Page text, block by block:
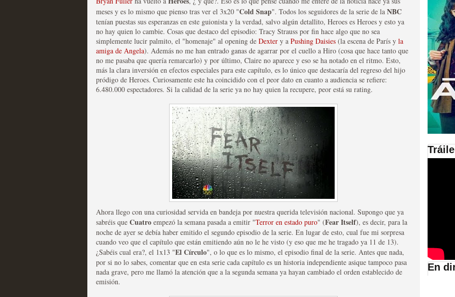
Las series disponibles en las plataformas SVOD
tienen fecha de caducidad
Recomendación de la semana
La barrera de las 500 series al año se superará
desde Silicon Valley
Mi experiencia como usuario de HBO España
meses y es lo mismo que pienso tras ver el 3x20 "Cold Snap". Todos los seguidores de la serie de la NBC
tenían puestas sus esperanzas en este guionista y la verdad, salvo algún detallito, Heroes es Heroes y esto ya
no hay quien lo cambie. Cosas que destaco del episodio: Tracy Strauss por fin hace algo que no sea
simplemente lucir palmito, el "homenaje" al opening de Dexter y a Pushing Daisies (la escena de París y la
amiga de Angela). Además no me han entrado ganas de agarrar por el cuello a Hiro (cosa que hace tanto que
no me pasaba que quería remarcarlo) y por último, Claire no aparece y eso se ha notado en el ritmo. Esto,
más la clara inversión en efectos especiales para este capítulo, es lo único que destacaría del regreso del hijo
pródigo de Heroes. Curiosamente este ha coincidido con el peor dato en cuanto a audiencia se refiere:
6.480.000 espectadores. Si la calidad de la serie ya no hay quien la recupere, peor está su rating.
Ahora llego con una curiosidad servida en bandeja por nuestra querida televisión nacional. Supongo que ya
sabréis que Cuatro empezó la semana pasada a emitir "Terror en estado puro" (Fear Itself), es decir, para la
noche de ayer se debía haber emitido el segundo episodio de la serie. En lugar de esto, cual fue mi sorpresa
cuando veo que el capítulo que están emitiendo aún no le he visto (y eso que me he tragado ya 11 de 13).
¿Sabéis cual era?, el 1x13 "El Círculo", o lo que es lo mismo, el episodio final de la serie. Antes que nada,
por si no lo sabes, comentar que en esta serie cada capítulo es un historia independiente asique tampoco pasa
nada grave, pero me llamó la atención que a la segunda semana ya hayan cambiado el orden establecido de
emisión.
En